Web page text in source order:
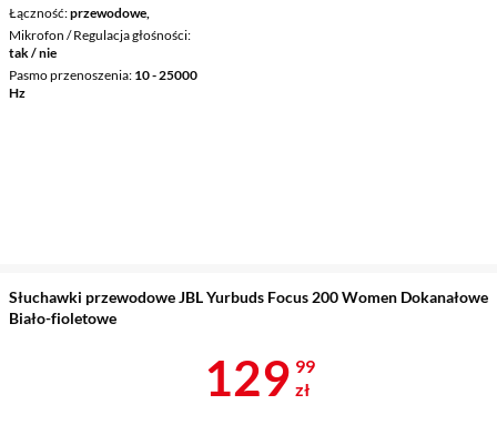
Łączność przewodowe,
Mikrofon / Regulacja głośności
tak / nie
Pasmo przenoszenia 10 - 25000
Hz
Słuchawki przewodowe JBL Yurbuds Focus 200 Women Dokanałowe
Biało-fioletowe
Cena 129,99
129 99
zł